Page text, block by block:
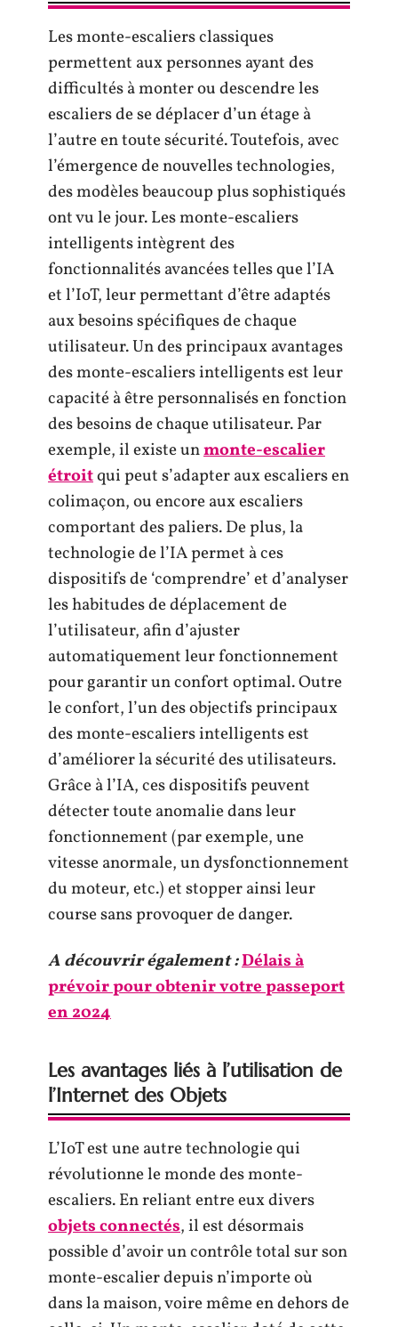
Les monte-escaliers classiques
permettent aux personnes ayant des
difficultés à monter ou descendre les
escaliers de se déplacer d’un étage à
l’autre en toute sécurité. Toutefois, avec
l’émergence de nouvelles technologies,
des modèles beaucoup plus sophistiqués
ont vu le jour. Les monte-escaliers
intelligents intègrent des
fonctionnalités avancées telles que l’IA
et l’IoT, leur permettant d’être adaptés
aux besoins spécifiques de chaque
utilisateur. Un des principaux avantages
des monte-escaliers intelligents est leur
capacité à être personnalisés en fonction
des besoins de chaque utilisateur. Par
exemple, il existe unmonte-escalier
étroitqui peut s’adapter aux escaliers en
colimaçon, ou encore aux escaliers
comportant des paliers. De plus, la
technologie de l’IA permet à ces
dispositifs de ‘comprendre’ et d’analyser
les habitudes de déplacement de
l’utilisateur, afin d’ajuster
automatiquement leur fonctionnement
pour garantir un confort optimal. Outre
le confort, l’un des objectifs principaux
des monte-escaliers intelligents est
d’améliorer la sécurité des utilisateurs.
Grâce à l’IA, ces dispositifs peuvent
détecter toute anomalie dans leur
fonctionnement (par exemple, une
vitesse anormale, un dysfonctionnement
du moteur, etc.) et stopper ainsi leur
course sans provoquer de danger.
A découvrir également :Délais à
prévoir pour obtenir votre passeport
en 2024
Les avantages liés à l’utilisation de
l’Internet des Objets
L’IoT est une autre technologie qui
révolutionne le monde des monte-
escaliers. En reliant entre eux divers
objets connectés, il est désormais
possible d’avoir un contrôle total sur son
monte-escalier depuis n’importe où
dans la maison, voire même en dehors de